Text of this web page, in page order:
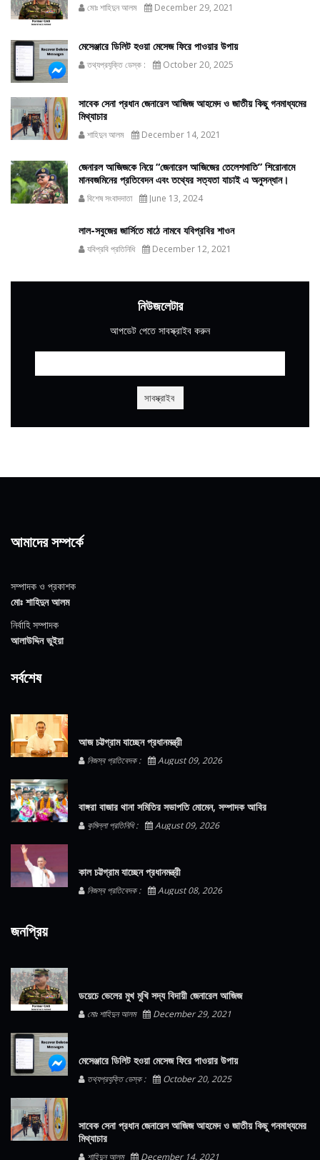
মোঃ শাহিদুন আলম December 29, 2021
মেসেঞ্জারে ডিলিট হওয়া মেসেজ ফিরে পাওয়ার উপায়
তথ্যপ্রযুক্তি ডেস্ক : October 20, 2025
সাবেক সেনা প্রধান জেনারেল আজিজ আহমেদ ও জাতীয় কিছু গনমাধ্যমের
মিথ্যাচার
শাহিদুন আলম December 14, 2021
জেনারল আজিজকে নিয়ে “জেনারেল আজিজের তেলেশমাতি” শিরোনামে
মানবজমিনের প্রতিবেদন এবং তথ্যের সত্যতা যাচাই এ অনুসন্ধান।
বিশেষ সংবাদদাতা June 13, 2024
লাল-সবুজের জার্সিতে মাঠে নামবে যবিপ্রবির শাওন
যবিপ্রবি প্রতিনিধি December 12, 2021
নিউজলেটার
আপডেট পেতে সাবস্ক্রাইব করুন
আমাদের সম্পর্কে
সম্পাদক ও প্রকাশক
মোঃ শাহিদুন আলম
নির্বাহি সম্পাদক
আলাউদ্দিন ভুইয়া
সর্বশেষ
আজ চট্টগ্রাম যাচ্ছেন প্রধানমন্ত্রী
নিজস্ব প্রতিবেদক : August 09, 2026
বাঙ্গরা বাজার থানা সমিতির সভাপতি মোমেন, সম্পাদক আবির
কুমিল্লা প্রতিনিধি : August 09, 2026
কাল চট্টগ্রাম যাচ্ছেন প্রধানমন্ত্রী
নিজস্ব প্রতিবেদক : August 08, 2026
জনপ্রিয়
ডয়েচে ভেলের মুখ মুখি সদ্য বিদায়ী জেনারেল আজিজ
মোঃ শাহিদুন আলম December 29, 2021
মেসেঞ্জারে ডিলিট হওয়া মেসেজ ফিরে পাওয়ার উপায়
তথ্যপ্রযুক্তি ডেস্ক : October 20, 2025
সাবেক সেনা প্রধান জেনারেল আজিজ আহমেদ ও জাতীয় কিছু গনমাধ্যমের
মিথ্যাচার
শাহিদুন আলম December 14, 2021